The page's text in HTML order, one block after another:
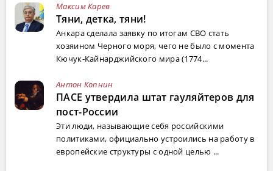
Максим Карев
Тяни, детка, тяни!
Анкара сделала заявку по итогам СВО стать
хозяином Черного моря, чего не было с момента
Кючук-Кайнарджийского мира (1774...
Антон Копнин
ПАСЕ утвердила штат гауляйтеров для
пост-России
Эти люди, называющие себя российскими
политиками, официально устроились на работу в
европейские структуры с одной целью ...